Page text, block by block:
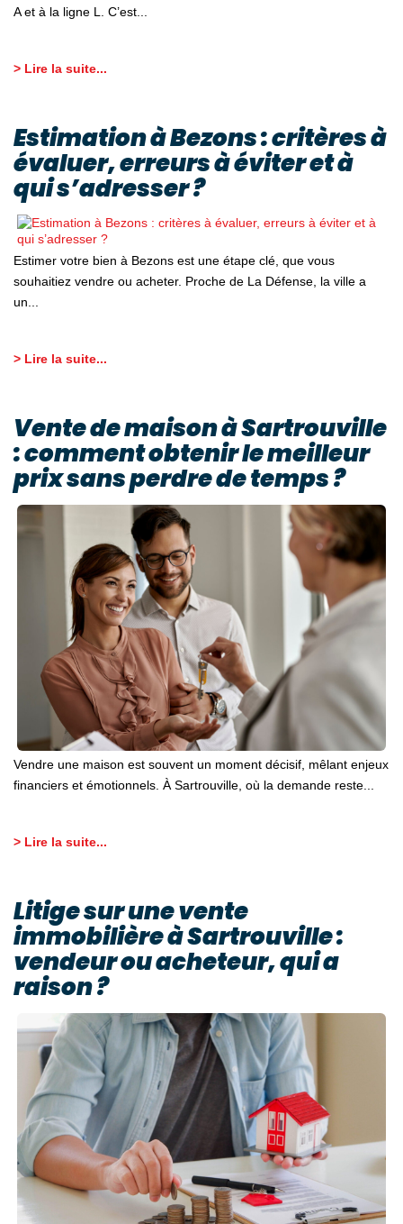
A et à la ligne L. C’est...
> Lire la suite...
Estimation à Bezons : critères à
évaluer, erreurs à éviter et à
qui s’adresser ?
Estimer votre bien à Bezons est une étape clé, que vous
souhaitiez vendre ou acheter. Proche de La Défense, la ville a
un...
> Lire la suite...
Vente de maison à Sartrouville
: comment obtenir le meilleur
prix sans perdre de temps ?
Vendre une maison est souvent un moment décisif, mêlant enjeux
financiers et émotionnels. À Sartrouville, où la demande reste...
> Lire la suite...
Litige sur une vente
immobilière à Sartrouville :
vendeur ou acheteur, qui a
raison ?